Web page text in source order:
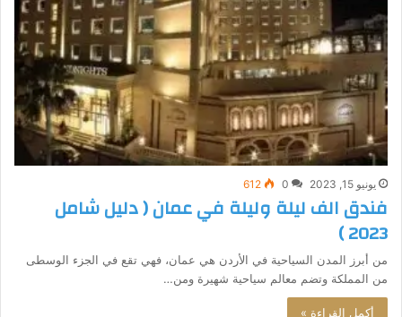
يونيو 15, 2023 0
612
فندق الف ليلة وليلة في عمان ( دليل شامل
2023 )
من أبرز المدن السياحية في الأردن هي عمان، فهي تقع في الجزء الوسطى
من المملكة وتضم معالم سياحية شهيرة ومن…
أكمل القراءة »